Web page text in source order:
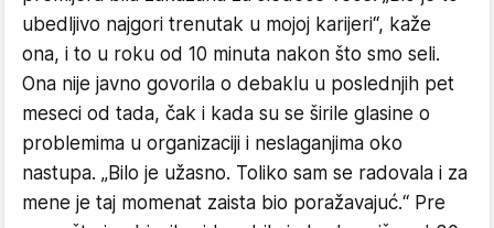
ubedljivo najgori trenutak u mojoj karijeri“, kaže
ona, i to u roku od 10 minuta nakon što smo seli.
Ona nije javno govorila o debaklu u poslednjih pet
meseci od tada, čak i kada su se širile glasine o
problemima u organizaciji i neslaganjima oko
nastupa. „Bilo je užasno. Toliko sam se radovala i za
mene je taj momenat zaista bio poražavajuć.“ Pre